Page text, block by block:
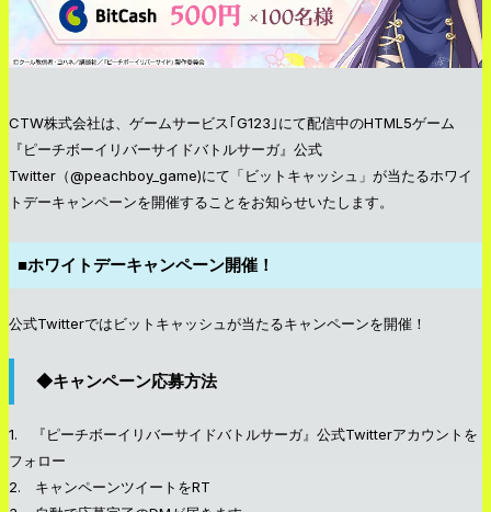
CTW株式会社は、ゲームサービス｢G123｣にて配信中のHTML5ゲーム
『ピーチボーイリバーサイドバトルサーガ』公式
Twitter（@peachboy_game)にて「ビットキャッシュ」が当たるホワイ
トデーキャンペーンを開催することをお知らせいたします。
■ホワイトデーキャンペーン開催！
公式Twitterではビットキャッシュが当たるキャンペーンを開催！
◆キャンペーン応募方法
1. 『ピーチボーイリバーサイドバトルサーガ』公式Twitterアカウントを
フォロー
2. キャンペーンツイートをRT